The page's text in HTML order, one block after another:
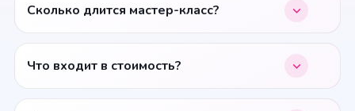
Сколько длится мастер-класс?
Что входит в стоимость?